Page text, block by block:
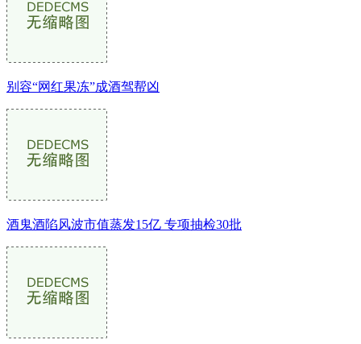
别容“网红果冻”成酒驾帮凶
酒鬼酒陷风波市值蒸发15亿 专项抽检30批